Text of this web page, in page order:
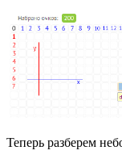
Теперь разберем